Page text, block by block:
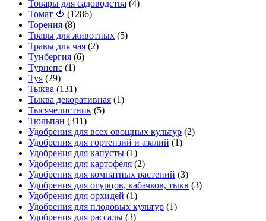
Товары для садоводства (4)
Томат 🍅 (1286)
Торения (8)
Травы для животных (5)
Травы для чая (2)
Тунбергия (6)
Турнепс (1)
Туя (29)
Тыква (131)
Тыква декоративная (1)
Тысячелистник (5)
Тюльпан (311)
Удобрения для всех овощных культур (2)
Удобрения для гортензий и азалий (1)
Удобрения для капусты (1)
Удобрения для картофеля (2)
Удобрения для комнатных растений (3)
Удобрения для огурцов, кабачков, тыкв (3)
Удобрения для орхидей (1)
Удобрения для плодовых культур (1)
Удобрения для рассады (3)